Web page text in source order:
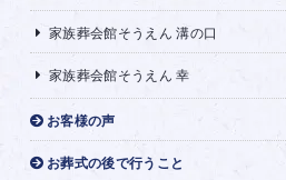
家族葬会館そうえん 溝の口
家族葬会館そうえん 幸
お客様の声
お葬式の後で行うこと